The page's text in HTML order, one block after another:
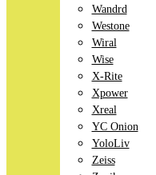
Wandrd
Westone
Wiral
Wise
X-Rite
Xpower
Xreal
YC Onion
YoloLiv
Zeiss